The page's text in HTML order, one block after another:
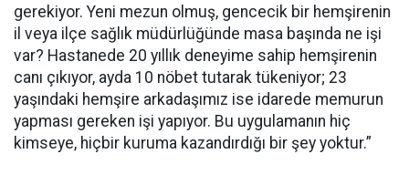
gerekiyor. Yeni mezun olmuş, gencecik bir hemşirenin
il veya ilçe sağlık müdürlüğünde masa başında ne işi
var? Hastanede 20 yıllık deneyime sahip hemşirenin
canı çıkıyor, ayda 10 nöbet tutarak tükeniyor; 23
yaşındaki hemşire arkadaşımız ise idarede memurun
yapması gereken işi yapıyor. Bu uygulamanın hiç
kimseye, hiçbir kuruma kazandırdığı bir şey yoktur.”